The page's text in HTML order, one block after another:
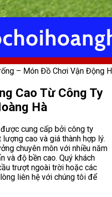
– Món Đồ Chơi Vận Động
Cao Từ Công Ty
Hà
được cung cấp bởi công ty
cao và giá thành hợp lý.
chuyên môn với nhiều năm
và độ bền cao. Quý khách
trượt ngoài trời hoặc các
liên hệ với chúng tôi để